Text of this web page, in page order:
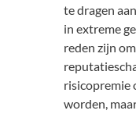
te dragen
in extreme
reden zijn
risicopremie
worden,